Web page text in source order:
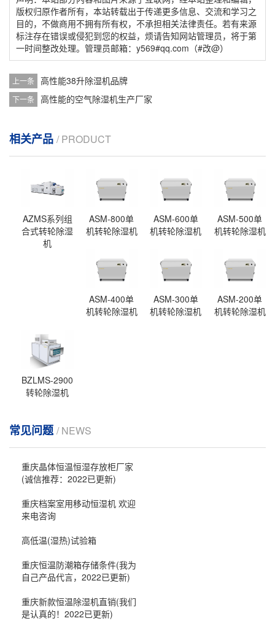
版权归原作者所有，本站转载出于传递更多信息、交流和学习之
目的，不做商用不拥有所有权，不承担相关法律责任。若有来源
标注存在错误或侵犯到您的权益，烦请告知网站管理员，将于第
一时间整改处理。管理员邮箱：y569#qq.com（#改@）
上一条 高性能38升除湿机品牌
下一条 高性能的空气除湿机生产厂家
相关产品 / PRODUCT
AZMS系列组
合式转轮除湿
机
ASM-800单
机转轮除湿机
ASM-600单
机转轮除湿机
ASM-500单
机转轮除湿机
ASM-400单
机转轮除湿机
ASM-300单
机转轮除湿机
ASM-200单
机转轮除湿机
BZLMS-2900
转轮除湿机
常见问题/ NEWS
重庆晶体恒温恒湿存放柜厂家
(诚信推荐：2022已更新)
重庆档案室用移动恒湿机 欢迎
来电咨询
高低温(湿热)试验箱
重庆恒温防潮箱存储条件(我为
自己产品代言，2022已更新)
重庆新款恒温除湿机直销(我们
是认真的！2022已更新)